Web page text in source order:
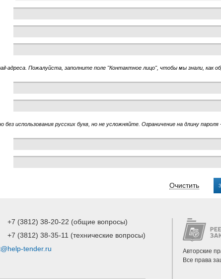
адреса. Пожалуйста, заполните поле "Контактное лицо", чтобы мы знали, как
использования русских букв, но не усложняйте. Ограничение на длину пароля
Очистить
+7 (3812) 38-20-22 (общие вопросы)
+7 (3812) 38-35-11 (технические вопросы)
tender.ru
Авторские
Все права